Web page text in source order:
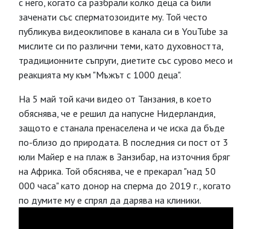
с него, когато са разбрали колко деца са били
заченати със сперматозоидите му. Той често
публикува видеоклипове в канала си в YouTube за
мислите си по различни теми, като духовността,
традиционните съпруги, диетите със сурово месо и
реакцията му към "Мъжът с 1000 деца".
На 5 май той качи видео от Танзания, в което
обяснява, че е решил да напусне Нидерландия,
защото е станала пренаселена и че иска да бъде
по-близо до природата. В последния си пост от 3
юли Майер е на плаж в Занзибар, на източния бряг
на Африка. Той обяснява, че е прекарал "над 50
000 часа" като донор на сперма до 2019 г., когато
по думите му е спрял да дарява на клиники.